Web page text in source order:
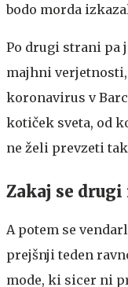
bodo morda
Po drugi strani pa
majhni
koronavirus v
kotiček sveta, od
ne želi prevzeti
Zakaj se
A potem se
prejšnji teden
mode, ki sicer ni